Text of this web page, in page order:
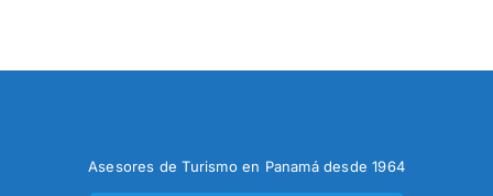
Asesores de Turismo en Panamá desde 1964